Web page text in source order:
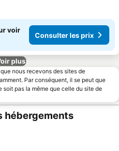
voir
Consulter les prix
plus
nous recevons des sites de
Par conséquent, il se peut que
soit pas la même que celle du site de
hébergements